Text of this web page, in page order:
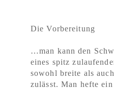
Die Vorbereitung
…man kann den
eines spitz
sowohl breite als
zulässt. Man hefte